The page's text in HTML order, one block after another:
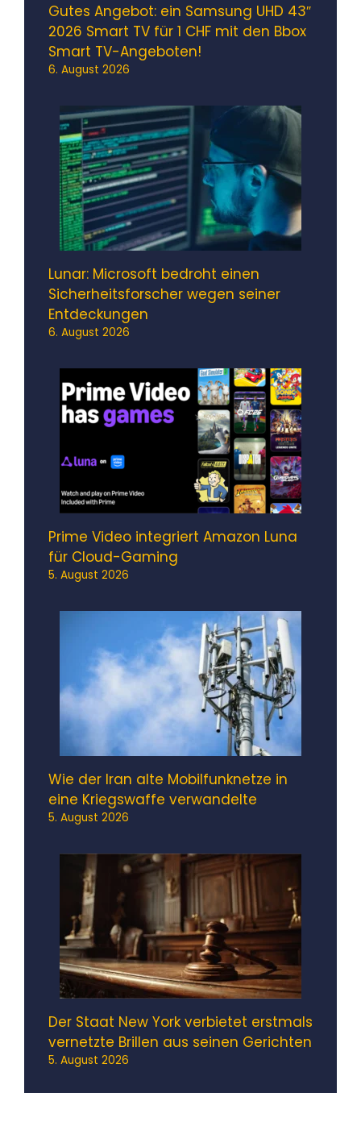
Gutes Angebot: ein Samsung UHD 43″
2026 Smart TV für 1 CHF mit den Bbox
Smart TV-Angeboten!
6. August 2026
Lunar: Microsoft bedroht einen
Sicherheitsforscher wegen seiner
Entdeckungen
6. August 2026
Prime Video integriert Amazon Luna
für Cloud-Gaming
5. August 2026
Wie der Iran alte Mobilfunknetze in
eine Kriegswaffe verwandelte
5. August 2026
Der Staat New York verbietet erstmals
vernetzte Brillen aus seinen Gerichten
5. August 2026